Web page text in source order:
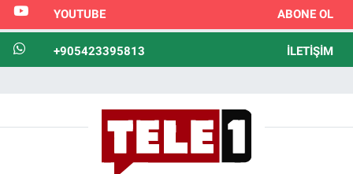
YOUTUBE ABONE OL
+905423395813 İLETIŞIM